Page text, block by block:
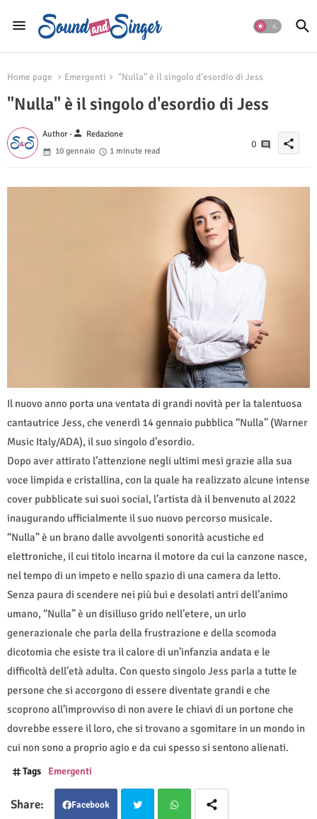
Home page Emergenti "Nulla" è il singolo d'esordio di Jess
"Nulla" è il singolo d'esordio di Jess
Author -person Redazione
10 gennaio
1 minute read
0 share
Il nuovo anno porta una ventata di grandi novità per la talentuosa
cantautrice Jess, che venerdì 14 gennaio pubblica “Nulla” (Warner
Music Italy/ADA), il suo singolo d’esordio.
Dopo aver attirato l’attenzione negli ultimi mesi grazie alla sua
voce limpida e cristallina, con la quale ha realizzato alcune intense
cover pubblicate sui suoi social, l’artista dà il benvenuto al 2022
inaugurando ufficialmente il suo nuovo percorso musicale.
“Nulla” è un brano dalle avvolgenti sonorità acustiche ed
elettroniche, il cui titolo incarna il motore da cui la canzone nasce,
nel tempo di un impeto e nello spazio di una camera da letto.
Senza paura di scendere nei più bui e desolati antri dell’animo
umano, “Nulla” è un disilluso grido nell’etere, un urlo
generazionale che parla della frustrazione e della scomoda
dicotomia che esiste tra il calore di un’infanzia andata e le
difficoltà dell’età adulta. Con questo singolo Jess parla a tutte le
persone che si accorgono di essere diventate grandi e che
scoprono all’improvviso di non avere le chiavi di un portone che
dovrebbe essere il loro, che si trovano a sgomitare in un mondo in
cui non sono a proprio agio e da cui spesso si sentono alienati.
Tags Emergenti
Facebook